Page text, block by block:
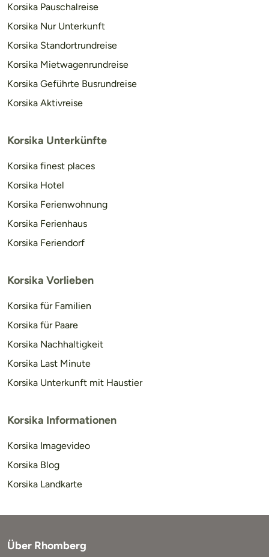
Korsika Pauschalreise
Korsika Nur Unterkunft
Korsika Standortrundreise
Korsika Mietwagenrundreise
Korsika Geführte Busrundreise
Korsika Aktivreise
Korsika Unterkünfte
Korsika finest places
Korsika Hotel
Korsika Ferienwohnung
Korsika Ferienhaus
Korsika Feriendorf
Korsika Vorlieben
Korsika für Familien
Korsika für Paare
Korsika Nachhaltigkeit
Korsika Last Minute
Korsika Unterkunft mit Haustier
Korsika Informationen
Korsika Imagevideo
Korsika Blog
Korsika Landkarte
Über Rhomberg